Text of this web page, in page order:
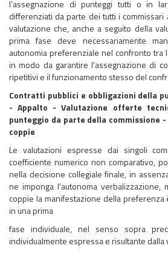
l’assegnazione di punteggi tutti o in
differenziati da parte dei tutti i commissari
valutazione che, anche a seguito della
prima fase deve necessariamente
autonomia preferenziale nel confronto tra
in modo da garantire l’assegnazione di
ripetitivi e il funzionamento stesso del
Contratti pubblici e obbligazioni della
- Appalto - Valutazione offerte
punteggio da parte della commissione
coppie
Le valutazioni espresse dai singoli
coefficiente numerico non comparativo,
nella decisione collegiale finale, in
ne imponga l’autonoma
coppie la manifestazione della
in una prima
fase individuale, nel senso sopra
individualmente espressa e risultante dalla